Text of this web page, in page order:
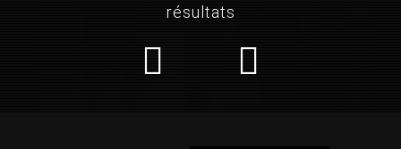
résultats